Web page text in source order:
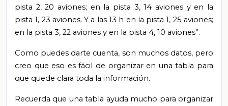
pista 2, 20 aviones; en la pista 3, 14 aviones y en la
pista 1, 23 aviones. Y a las 13 h en la pista 1, 25 aviones;
en la pista 3, 22 aviones y en la pista 4, 10 aviones”.
Como puedes darte cuenta, son muchos datos, pero
creo que eso es fácil de organizar en una tabla para
que quede clara toda la información.
Recuerda que una tabla ayuda mucho para organizar